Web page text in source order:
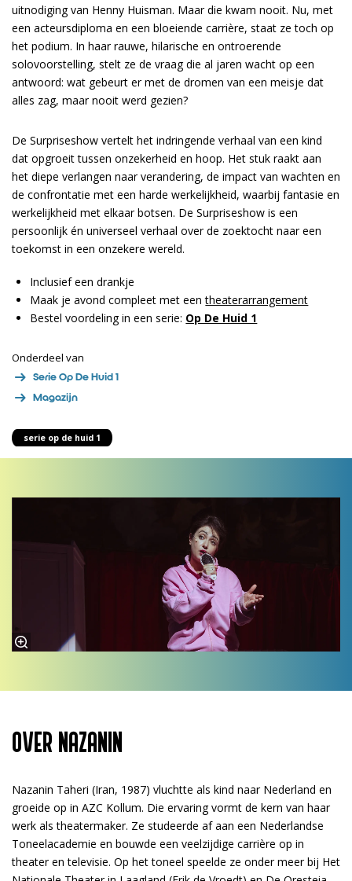
uitnodiging van Henny Huisman. Maar die kwam nooit. Nu, met
een acteursdiploma en een bloeiende carrière, staat ze toch op
het podium. In haar rauwe, hilarische en ontroerende
solovoorstelling, stelt ze de vraag die al jaren wacht op een
antwoord: wat gebeurt er met de dromen van een meisje dat
alles zag, maar nooit werd gezien?
De Surpriseshow vertelt het indringende verhaal van een kind
dat opgroeit tussen onzekerheid en hoop. Het stuk raakt aan
het diepe verlangen naar verandering, de impact van wachten en
de confrontatie met een harde werkelijkheid, waarbij fantasie en
werkelijkheid met elkaar botsen. De Surpriseshow is een
persoonlijk én universeel verhaal over de zoektocht naar een
toekomst in een onzekere wereld.
Inclusief een drankje
Maak je avond compleet met eentheaterarrangement
Bestel voordeling in een serie: Op De Huid 1
Onderdeel van
Serie Op De Huid 1
Magazijn
serie op de huid 1
OVER NAZANIN
Nazanin Taheri (Iran, 1987) vluchtte als kind naar Nederland en
groeide op in AZC Kollum. Die ervaring vormt de kern van haar
werk als theatermaker. Ze studeerde af aan een Nederlandse
Toneelacademie en bouwde een veelzijdige carrière op in
theater en televisie. Op het toneel speelde ze onder meer bij Het